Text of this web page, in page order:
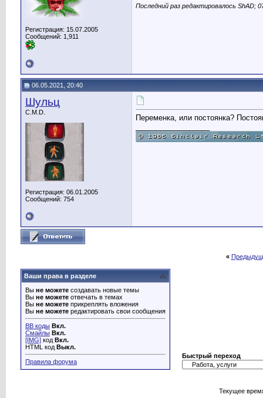
Регистрация: 15.07.2005
Сообщений: 1,911
Последний раз редактировалось ShAD;
06.05.2021, 20:40
Шульц
C.M.D.
Регистрация: 06.01.2005
Сообщений: 754
Переменка, или постоянка?
«
Ваши права в разделе
Вы не можете создавать новые темы
Вы не можете отвечать в темах
Вы не можете прикреплять вложения
Вы не можете редактировать свои сообщения
BB коды Вкл.
Смайлы Вкл.
[IMG] код Вкл.
HTML код Выкл.
Правила форума
Быстрый переход
Текущее